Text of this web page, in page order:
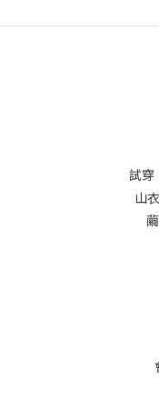
試穿
山